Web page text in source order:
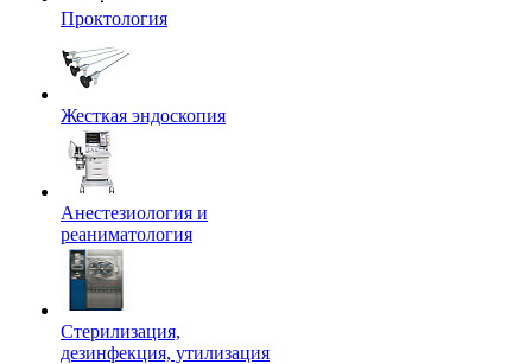
Проктология
Жесткая эндоскопия
Анестезиология и
реаниматология
Стерилизация,
дезинфекция, утилизация